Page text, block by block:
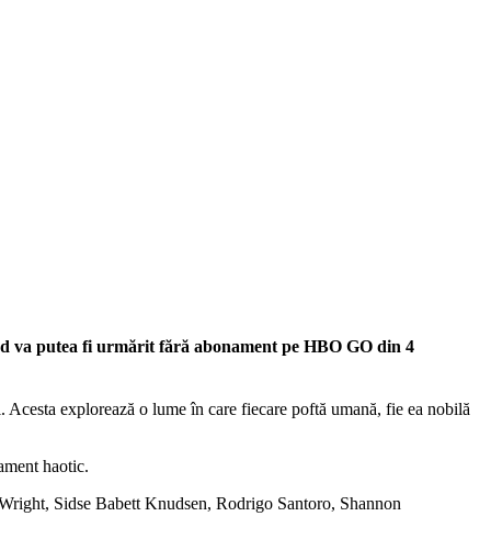
va putea fi urmărit fără abonament pe HBO GO din 4
explorează o lume în care fiecare poftă umană, fie ea nobilă
haotic.
Sidse Babett Knudsen, Rodrigo Santoro, Shannon